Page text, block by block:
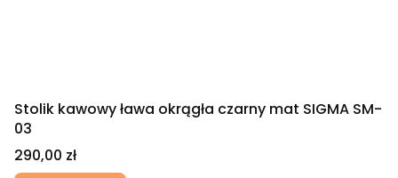
Stolik kawowy ława okrągła czarny mat SIGMA SM-
03
Cena
290,00 zł